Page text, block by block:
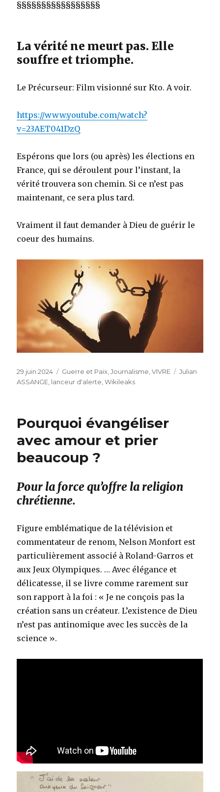
§§§§§§§§§§§§§§§§§
La vérité ne meurt pas. Elle
souffre et triomphe.
Le Précurseur: Film visionné sur Kto. A voir.
https://www.youtube.com/watch?
v=23AET041DzQ
Espérons que lors (ou après) les élections en
France, qui se déroulent pour l’instant, la
vérité trouvera son chemin. Si ce n’est pas
maintenant, ce sera plus tard.
Vraiment il faut demander à Dieu de guérir le
coeur des humains.
Publié
le
29 juin 2024 Catégories
Guerre et Paix ,Journalisme ,VIVRE Étiquettes
Julian
ASSANGE lanceur d'alerte ,Wikileaks
Pourquoi évangéliser
avec amour et prier
beaucoup ?
Pour la force qu’offre la religion
chrétienne.
Figure emblématique de la télévision et
commentateur de renom, Nelson Monfort est
particulièrement associé à Roland-Garros et
aux Jeux Olympiques. … Avec élégance et
délicatesse, il se livre comme rarement sur
son rapport à la foi : « Je ne conçois pas la
création sans un créateur. L’existence de Dieu
n’est pas antinomique avec les succès de la
science ».